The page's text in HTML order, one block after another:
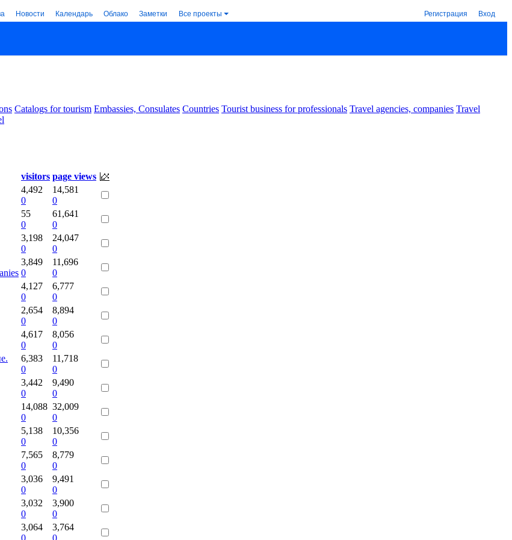
Новости Календарь Облако Заметки Все проекты Регистрация Вход
Catalogs for tourism Embassies, Consulates Countries Tourist business for professionals Travel agencies, companies Travel
visitors page views
4,492
0
14,581
0
55
0
61,641
0
3,198
0
24,047
0
3,849
0
11,696
0
4,127
0
6,777
0
2,654
0
8,894
0
4,617
0
8,056
0
6,383
0
11,718
0
3,442
0
9,490
0
14,088
0
32,009
0
5,138
0
10,356
0
7,565
0
8,779
0
3,036
0
9,491
0
3,032
0
3,900
0
3,064
0
3,764
0